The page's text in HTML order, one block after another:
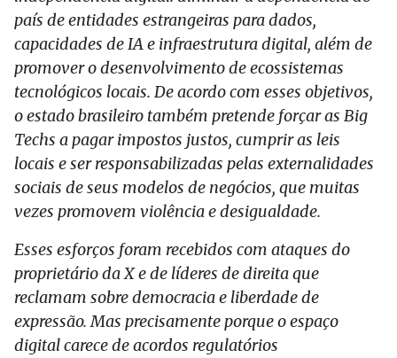
país de entidades estrangeiras para dados,
capacidades de IA e infraestrutura digital, além de
promover o desenvolvimento de ecossistemas
tecnológicos locais. De acordo com esses objetivos,
o estado brasileiro também pretende forçar as Big
Techs a pagar impostos justos, cumprir as leis
locais e ser responsabilizadas pelas externalidades
sociais de seus modelos de negócios, que muitas
vezes promovem violência e desigualdade.
Esses esforços foram recebidos com ataques do
proprietário da X e de líderes de direita que
reclamam sobre democracia e liberdade de
expressão. Mas precisamente porque o espaço
digital carece de acordos regulatórios